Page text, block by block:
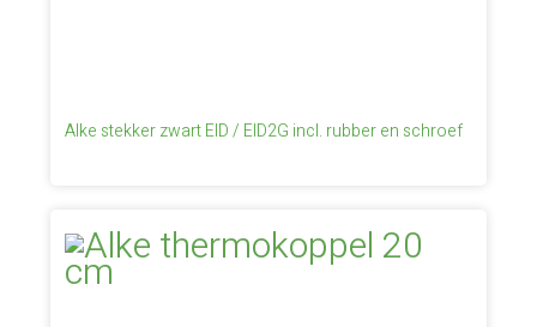
Alke stekker zwart EID / EID2G incl. rubber en schroef